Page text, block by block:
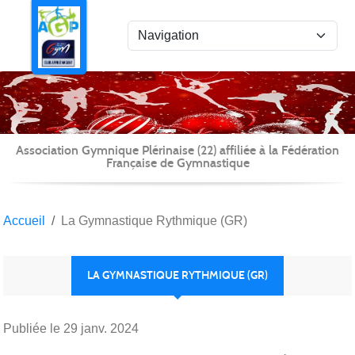
Association Gymnique Plérinaise (22) affiliée à la Fédération
Française de Gymnastique
Accueil La Gymnastique Rythmique (GR)
LA GYMNASTIQUE RYTHMIQUE (GR)
Publiée le 29 janv. 2024
Panneau de gestion des cookies